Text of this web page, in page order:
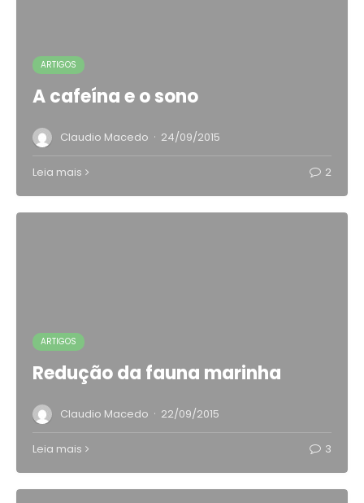
ARTIGOS
A cafeína e o sono
Claudio Macedo · 24/09/2015
Leia mais 2
ARTIGOS
Redução da fauna marinha
Claudio Macedo · 22/09/2015
Leia mais 3